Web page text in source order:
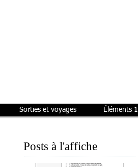
Sorties et voyages Éléments 1
Posts à l'affiche